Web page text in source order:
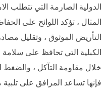
الدولية الصارمة التي تتطلب
المثال ، تؤكد اللوائح على
التأريض الموثوق ، وتقليل
الكبلية التي تحافظ على
خلال مقاومة التآكل ، والضغط
فإنها تساعد المرافق على